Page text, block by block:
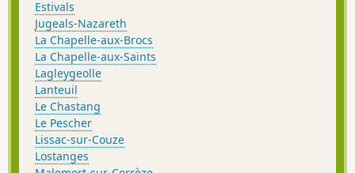
Estivals
Jugeals-Nazareth
La Chapelle-aux-Brocs
La Chapelle-aux-Saints
Lagleygeolle
Lanteuil
Le Chastang
Le Pescher
Lissac-sur-Couze
Lostanges